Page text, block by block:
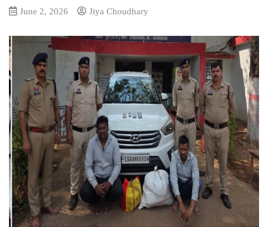
June 2, 2026 Jiya Choudhary